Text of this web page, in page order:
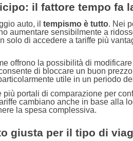
il fattore tempo fa
auto, iltempismo è tutto. Nei
aumentare sensibilmente a
solo di accedere a tariffe più
offrono la possibilità di
di bloccare un buon
utile in un periodo
più portali di comparazione per
cambiano anche in base alla
la spesa complessiva.
giusta per il tipo di